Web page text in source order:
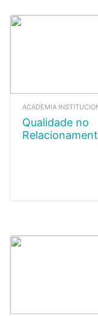
ACADEMIA
Qualidade no